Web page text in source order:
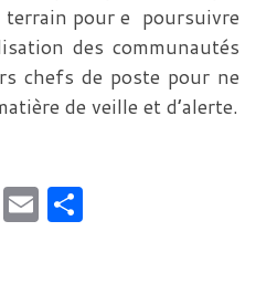
pour e poursuivre
des communautés
chefs de poste pour ne
de veille et d’alerte.
Pi
nt
E
m